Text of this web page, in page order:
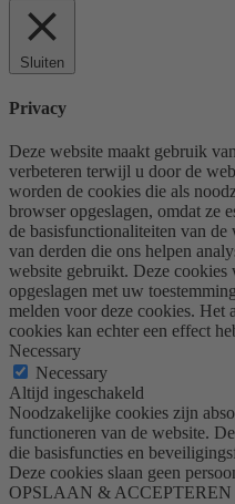
Sluiten
Privacy
Deze website maakt gebruik
verbeteren terwijl u door de
worden de cookies die als
browser opgeslagen, omdat ze
de basisfunctionaliteiten van
van derden die ons helpen
website gebruikt. Deze
opgeslagen met uw
melden voor deze cookies. Het
cookies kan echter een effect
Necessary
Necessary
Altijd ingeschakeld
Noodzakelijke cookies zijn
functioneren van de website.
die basisfuncties en
Deze cookies slaan geen
OPSLAAN & ACCEPTEREN